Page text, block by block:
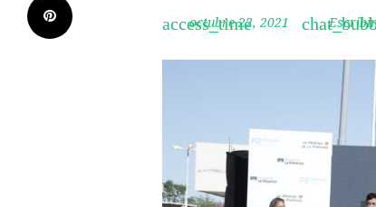
Pinterest access_time
octubre 22, 2021